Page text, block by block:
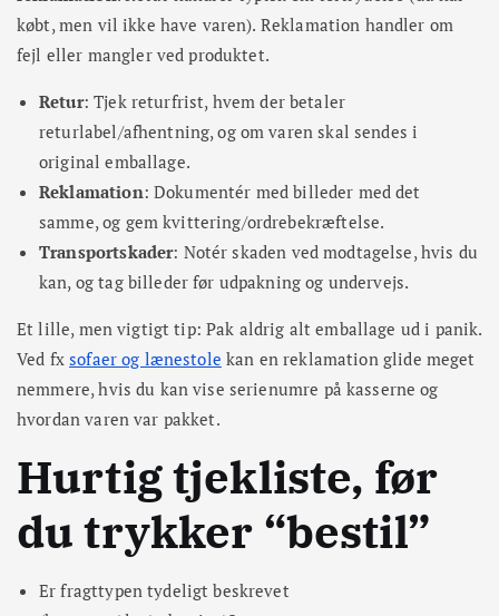
købt, men vil ikke have varen). Reklamation handler om
fejl eller mangler ved produktet.
Retur: Tjek returfrist, hvem der betaler
returlabel/afhentning, og om varen skal sendes i
original emballage.
Reklamation: Dokumentér med billeder med det
samme, og gem kvittering/ordrebekræftelse.
Transportskader: Notér skaden ved modtagelse, hvis du
kan, og tag billeder før udpakning og undervejs.
Et lille, men vigtigt tip: Pak aldrig alt emballage ud i panik.
Ved fxsofaer og lænestole kan en reklamation glide meget
nemmere, hvis du kan vise serienumre på kasserne og
hvordan varen var pakket.
Hurtig tjekliste, før
du trykker “bestil”
Er fragttypen tydeligt beskrevet